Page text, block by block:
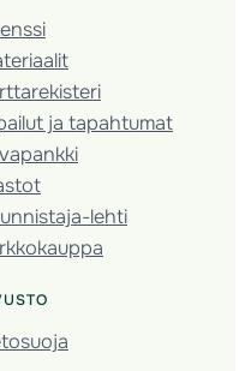
ja tapahtumat
lehti